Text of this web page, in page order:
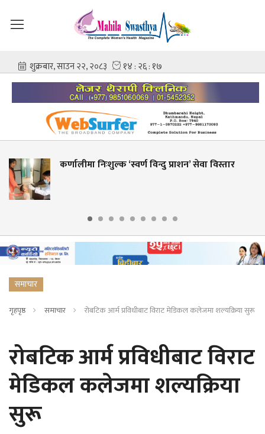
प्राशन’ सेवा विस्तार
शहीद गंगालाल राष्ट्रिय
समाचार
गृहपृष्ठ समाचार रोबटिक आर्म प्रविधीबाट विराट मेडिकल कलेजमा शल्यक्रिया सुरू
रोबटिक आर्म प्रविधीबाट विराट
मेडिकल कलेजमा शल्यक्रिया
सुरू